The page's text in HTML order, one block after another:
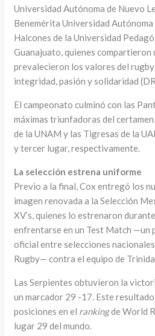
Universidad Autónoma de Nuevo
Benemérita Universidad Autónoma
Halcones de la Universidad
Guanajuato, quienes compartieron
prevalecieron los valores del
integridad, pasión y solidaridad
El campeonato culminó con las
máximas triunfadoras del
de la UNAM y las Tigresas de la
y tercer lugar, respectivamente.
La selección estrena uniforme
Previo a la final, Cox entregó los
imagen renovada a la Selección
XV’s, quienes lo estrenaron
enfrentarse en un Test Match —un
oficial entre selecciones
Rugby— contra el equipo de
Las Serpientes obtuvieron la
un marcador 29 -17. Este
posiciones en el rankingde World
lugar 29 del mundo.